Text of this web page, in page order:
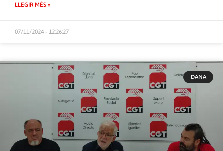
LLEGIR MÉS »
07/11/2024 - 12:26:27
DANA